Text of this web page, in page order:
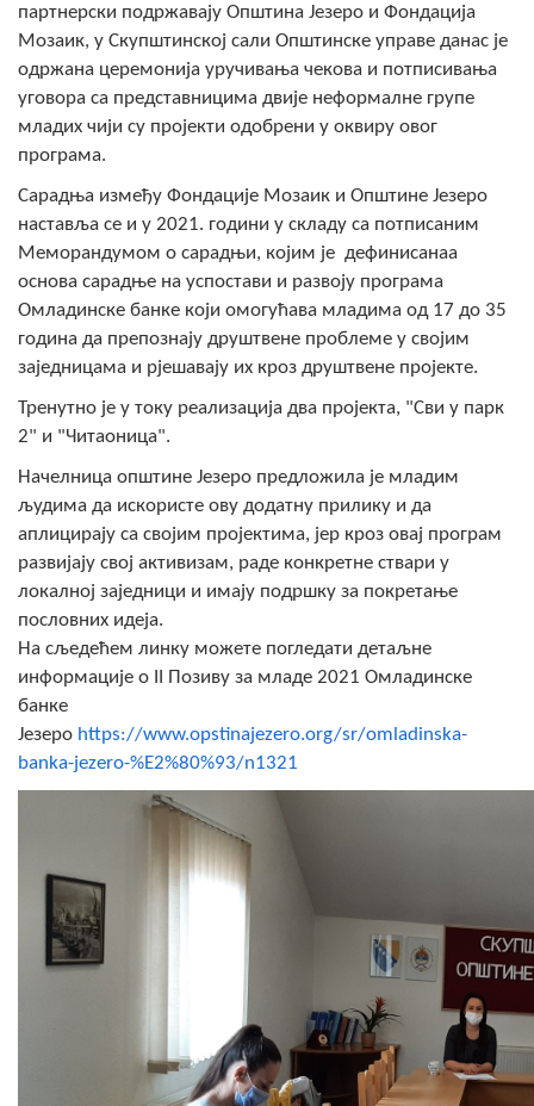
Службени Гласници
ОПШТИНСКА УПРАВА
ИНФО
Активности
Јавни позиви
Обавјештења
COVID 19
Геоистраживања
ФИНАНСИЈЕ
ПРИВРЕДА
Пољопривреда
Спорт
ЦИВИЛНА ЗАШТИТА
КОНТАКТ
партнерски подржавају Општина Језеро и Фондација
Мозаик, у Скупштинској сали Општинске управе данас је
одржана церемонија уручивања чекова и потписивања
уговора са представницима двије неформалне групе
младих чији су пројекти одобрени у оквиру овог
програма.
Сарадња између Фондације Мозаик и Општине Језеро
наставља се и у 2021. години у складу са потписаним
Меморандумом о сарадњи, којим је дефинисанаа
основа сарадње на успостави и развоју програма
Омладинске банке који омогућава младима од 17 до 35
година да препознају друштвене проблеме у својим
заједницама и рјешавају их кроз друштвене пројекте.
Тренутно је у току реализација два пројекта, "Сви у парк
2" и "Читаоница".
Начелница општине Језеро предложила је младим
људима да искористе ову додатну прилику и да
аплицирају са својим пројектима, јер кроз овај програм
развијају свој активизам, раде конкретне ствари у
локалној заједници и имају подршку за покретање
пословних идеја.
На сљедећем линку можете погледати детаљне
информације о II Позиву за младе 2021 Омладинске
банке
Језеро https://www.opstinajezero.org/sr/omladinska-
banka-jezero-%E2%80%93/n1321